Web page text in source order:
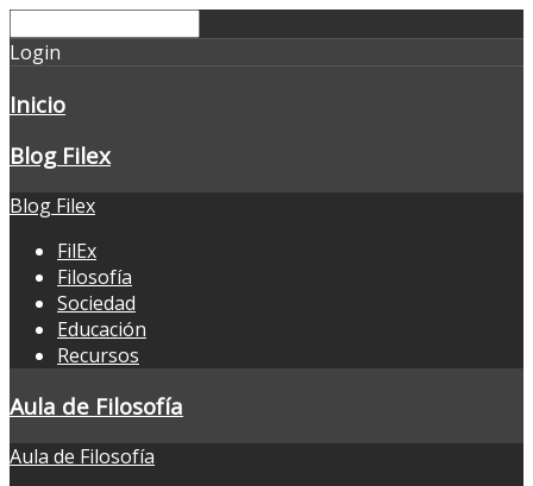
Login
Inicio
Blog Filex
Blog Filex
FilEx
Filosofía
Sociedad
Educación
Recursos
Aula de Filosofía
Aula de Filosofía